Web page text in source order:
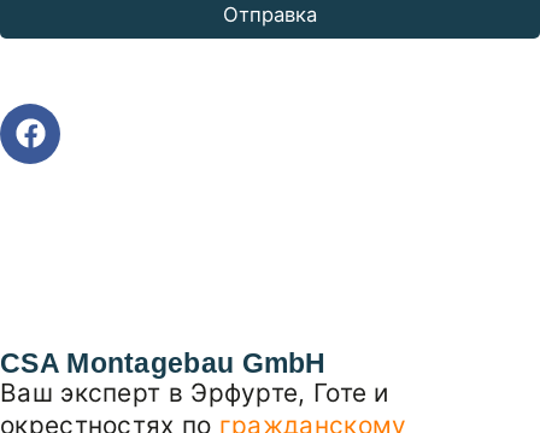
Отправка
CSA Montagebau GmbH
Ваш эксперт в Эрфурте, Готе и
окрестностях по гражданскому